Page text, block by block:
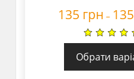
135 грн –
Обрати